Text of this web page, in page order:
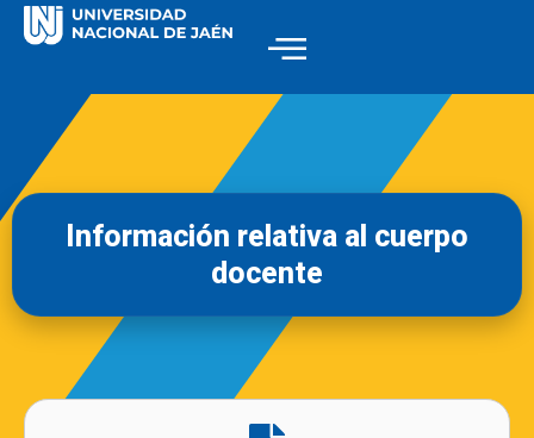
Información relativa al cuerpo
docente